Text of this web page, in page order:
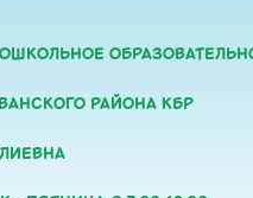
РАЙОНА КБР